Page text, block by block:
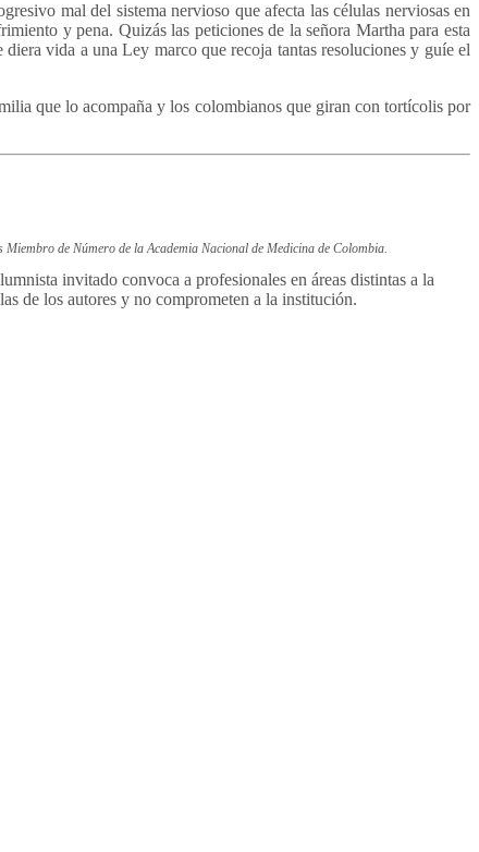
mal del sistema nervioso que afecta las células nerviosas en
y pena. Quizás las peticiones de la señora Martha para esta
vida a una Ley marco que recoja tantas resoluciones y guíe el
que lo acompaña y los colombianos que giran con tortícolis por
de Número de la Academia Nacional de Medicina de Colombia.
invitado convoca a profesionales en áreas distintas a la
de los autores y no comprometen a la institución.